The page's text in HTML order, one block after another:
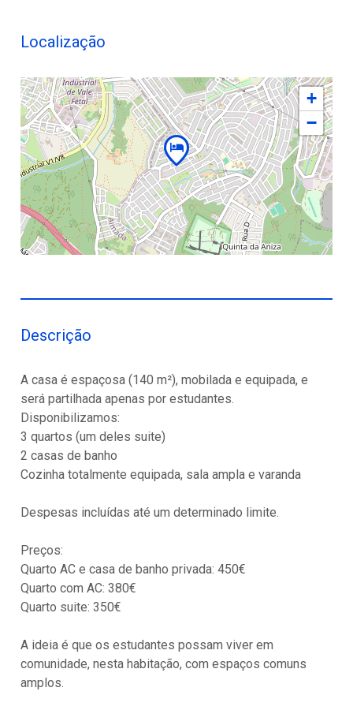
Localização
+
−
Descrição
A casa é espaçosa (140 m²), mobilada e equipada, e
será partilhada apenas por estudantes.
Disponibilizamos:
3 quartos (um deles suite)
2 casas de banho
Cozinha totalmente equipada, sala ampla e varanda
Despesas incluídas até um determinado limite.
Preços:
Quarto AC e casa de banho privada: 450€
Quarto com AC: 380€
Quarto suite: 350€
A ideia é que os estudantes possam viver em
comunidade, nesta habitação, com espaços comuns
amplos.